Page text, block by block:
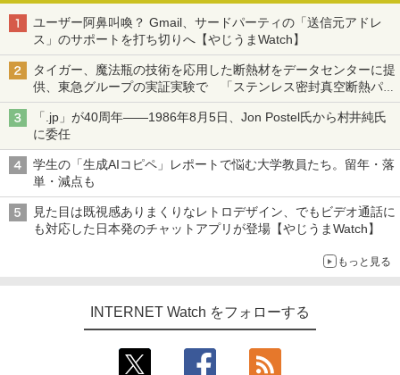
ユーザー阿鼻叫喚？ Gmail、サードパーティの「送信元アドレ
ス」のサポートを打ち切りへ【やじうまWatch】
タイガー、魔法瓶の技術を応用した断熱材をデータセンターに提
供、東急グループの実証実験で 「ステンレス密封真空断熱パネ
ル TIVIP」
「.jp」が40周年――1986年8月5日、Jon Postel氏から村井純氏
に委任
学生の「生成AIコピペ」レポートで悩む大学教員たち。留年・落
単・減点も
見た目は既視感ありまくりなレトロデザイン、でもビデオ通話に
も対応した日本発のチャットアプリが登場【やじうまWatch】
もっと見る
INTERNET Watch をフォローする